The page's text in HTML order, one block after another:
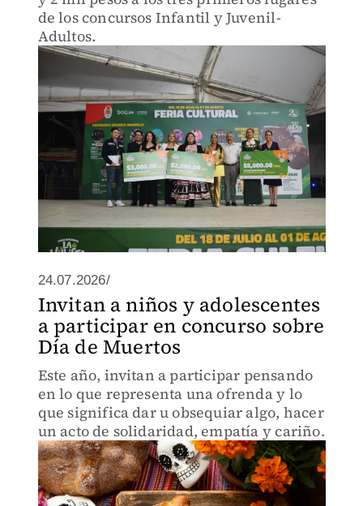
de los concursos Infantil y Juvenil-
Adultos.
24.07.2026/
Invitan a niños y adolescentes
a participar en concurso sobre
Día de Muertos
Este año, invitan a participar pensando
en lo que representa una ofrenda y lo
que significa dar u obsequiar algo, hacer
un acto de solidaridad, empatía y cariño.